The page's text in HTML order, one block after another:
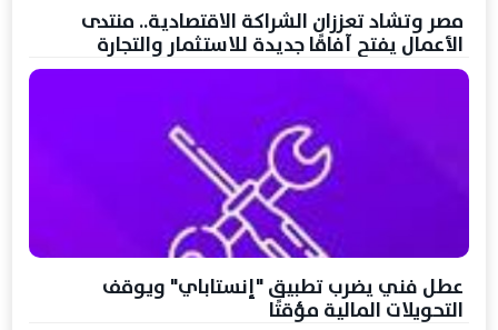
مصر وتشاد تعززان الشراكة الاقتصادية.. منتدى
الأعمال يفتح آفاقًا جديدة للاستثمار والتجارة
عطل فني يضرب تطبيق "إنستاباي" ويوقف
التحويلات المالية مؤقتًا